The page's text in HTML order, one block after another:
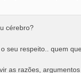
cérebro?
respeito.. quem
as razões, argumentos